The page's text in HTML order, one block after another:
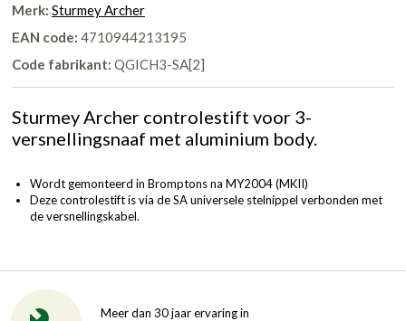
Merk: Sturmey Archer
EAN code: 4710944213195
Code fabrikant: QGICH3-SA[2]
Sturmey Archer controlestift voor 3-
versnellingsnaaf met aluminium body.
Wordt gemonteerd in Bromptons na MY2004 (MKII)
Deze controlestift is via deSA universele stelnippel verbonden met
de versnellingskabel.
Meer dan 30 jaar ervaring in